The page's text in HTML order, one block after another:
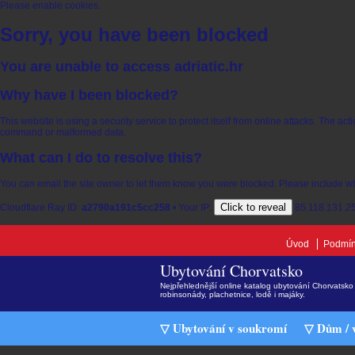
Please enable cookies.
Sorry, you have been blocked
You are unable to access adriatic.hr
Why have I been blocked?
This website is using a security service to protect itself from online attacks. The
command or malformed data.
What can I do to resolve this?
You can email the site owner to let them know you were blocked. Please include
Cloudflare Ray ID: a2790a191c5cc258 • Your IP: Click to reveal
Úvod
Ubytování Chorvatsko
Nejpřehlednější online katalog ubytování
robinsonády, plachetnice, lodě i majáky.
▽ Ubytování v soukromí ▽ Dům /